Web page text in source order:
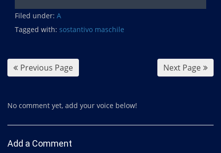
c
e
b
Filed under: A
Tagged with: sostantivo maschile
Previous Page Next Page
No comment yet, add your voice below!
Add a Comment